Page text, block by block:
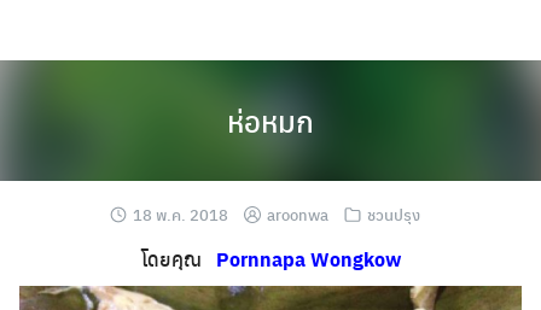
ห่อหมก
18 พ.ค. 2018 aroonwa ชวนปรุง
โดยคุณ Pornnapa Wongkow